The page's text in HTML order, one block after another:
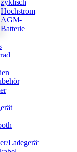
zyklisch
Hochstrom
AGM-
Batterie
Ladegerät